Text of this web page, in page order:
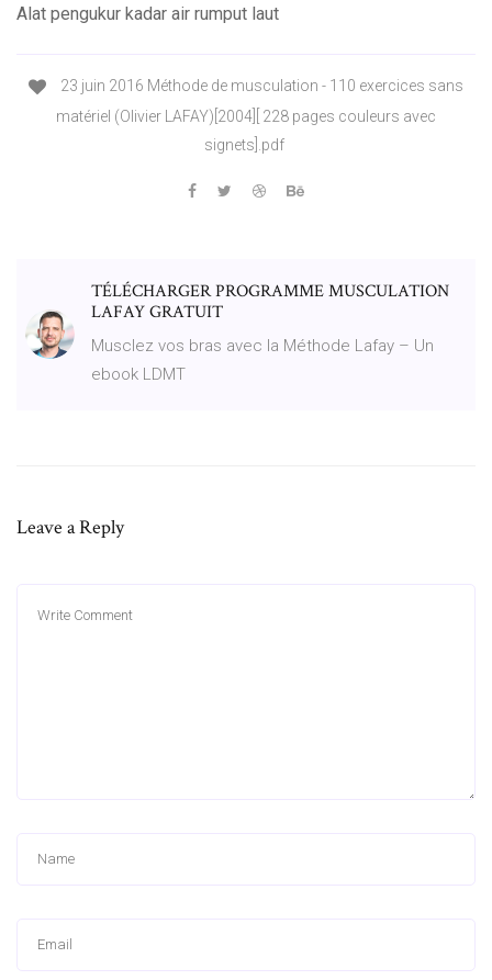
Alat pengukur kadar air rumput laut
23 juin 2016 Méthode de musculation - 110 exercices sans
matériel (Olivier LAFAY)[2004][ 228 pages couleurs avec
signets].pdf
TÉLÉCHARGER PROGRAMME MUSCULATION
LAFAY GRATUIT
Musclez vos bras avec la Méthode Lafay – Un
ebook LDMT
Leave a Reply